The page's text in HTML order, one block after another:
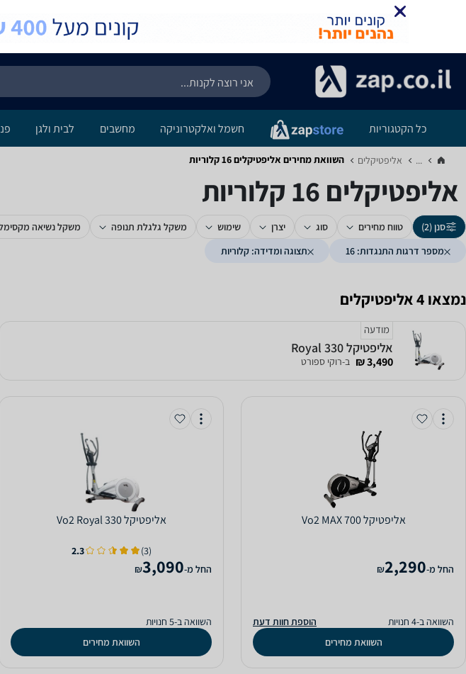
כל הקטגוריות חשמל ואלקטרוניקה מחשבים לבית ולגן
... אליפטיקלים‏ השוואת מחירים אליפטיקלים ‏16 ‏קלוריות
אליפטיקלים ‏16 ‏קלוריות
סנן (2) טווח מחירים סוג יצרן שימוש משקל גלגלת תנופה משקל נשיאה
מספר דרגות התנגדות: 16
תצוגה ומדידה: קלוריות
נמצאו 4 אליפטיקלים
מודעה
אליפטיקל Royal 330
3,490 ₪ ב-רוקי ספורט
אליפטיקל Vo2 MAX 700
‫החל מ-2,290
₪
השוואה ב-4 חנויות
הוספת חוות דעת
השוואת מחירים
אליפטיקל Vo2 Royal 330
(3)
2.3
‫החל מ-3,090
₪
השוואה ב-5 חנויות
השוואת מחירים